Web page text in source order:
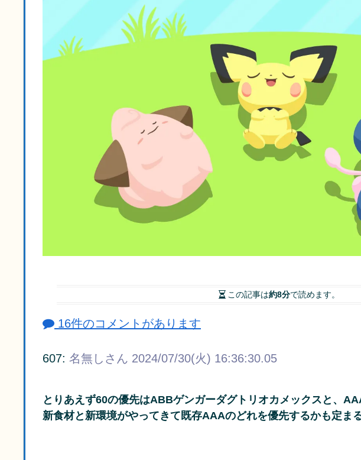
この記事は約8分で読めます。
16件のコメントがあります
607: 名無しさん 2024/07/30(火) 16:36:30.05
とりあえず60の優先はABBゲンガーダグトリオカメックスと、
新食材と新環境がやってきて既存AAAのどれを優先するかも定ま